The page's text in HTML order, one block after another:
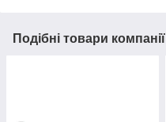
Подібні товари компанії